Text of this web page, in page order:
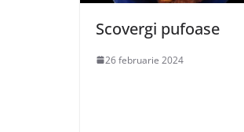
Scovergi pufoase
26 februarie 2024